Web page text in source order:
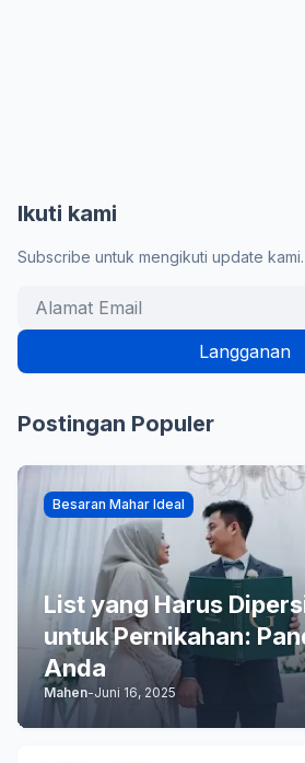
Ikuti kami
Subscribe untuk mengikuti update kami.
Postingan Populer
Besaran Mahar Ideal
List yang Harus
untuk Pernikahan:
Anda
Mahen-Juni 16, 2025